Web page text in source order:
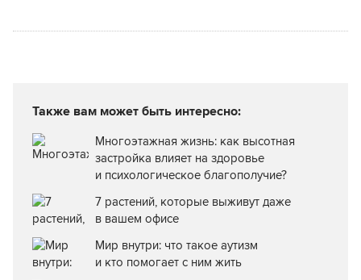
Также вам может быть интересно:
Многоэтажная жизнь: как высотная
застройка влияет на здоровье
и психологическое благополучие?
7 растений, которые выживут даже
в вашем офисе
Мир внутри: что такое аутизм
и кто помогает с ним жить